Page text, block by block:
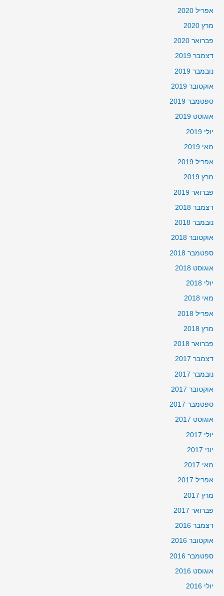
אפריל 2020
מרץ 2020
פברואר 2020
דצמבר 2019
נובמבר 2019
אוקטובר 2019
ספטמבר 2019
אוגוסט 2019
יולי 2019
מאי 2019
אפריל 2019
מרץ 2019
פברואר 2019
דצמבר 2018
נובמבר 2018
אוקטובר 2018
ספטמבר 2018
אוגוסט 2018
יולי 2018
מאי 2018
אפריל 2018
מרץ 2018
פברואר 2018
דצמבר 2017
נובמבר 2017
אוקטובר 2017
ספטמבר 2017
אוגוסט 2017
יולי 2017
יוני 2017
מאי 2017
אפריל 2017
מרץ 2017
פברואר 2017
דצמבר 2016
אוקטובר 2016
ספטמבר 2016
אוגוסט 2016
יולי 2016